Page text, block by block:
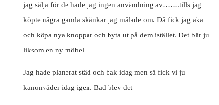
jag sälja för de hade jag ingen användning av…….tills jag
köpte några gamla skänkar jag målade om. Då fick jag åka
och köpa nya knoppar och byta ut på dem istället. Det blir ju
liksom en ny möbel.
Jag hade planerat städ och bak idag men så fick vi ju
kanonväder idag igen. Bad blev det